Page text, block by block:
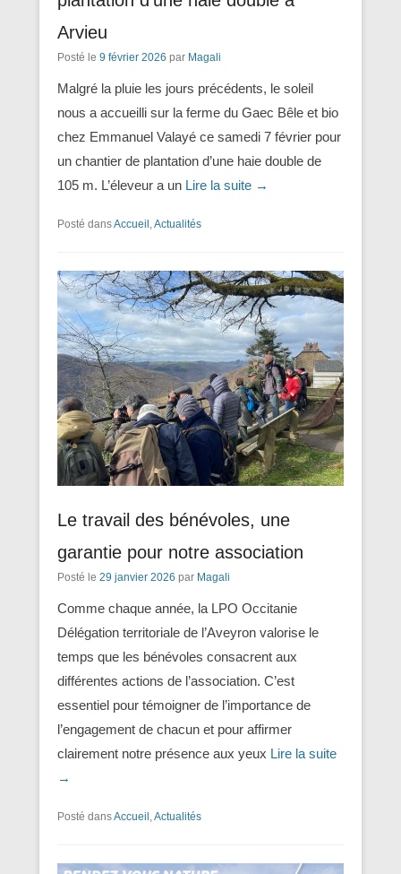
Arvieu
Posté le 9 février 2026 par Magali
Malgré la pluie les jours précédents, le soleil
nous a accueilli sur la ferme du Gaec Bêle et bio
chez Emmanuel Valayé ce samedi 7 février pour
un chantier de plantation d’une haie double de
105 m. L’éleveur a un Lire la suite →
Posté dansAccueil Actualités
Le travail des bénévoles, une
garantie pour notre association
Posté le 29 janvier 2026 par Magali
Comme chaque année, la LPO Occitanie
Délégation territoriale de l’Aveyron valorise le
temps que les bénévoles consacrent aux
différentes actions de l’association. C’est
essentiel pour témoigner de l’importance de
l’engagement de chacun et pour affirmer
clairement notre présence aux yeux Lire la suite
→
Posté dansAccueil Actualités